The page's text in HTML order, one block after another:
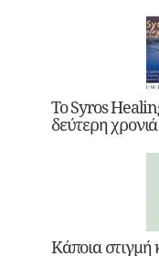
Το Syros
δεύτερη
Κάποια στιγμή